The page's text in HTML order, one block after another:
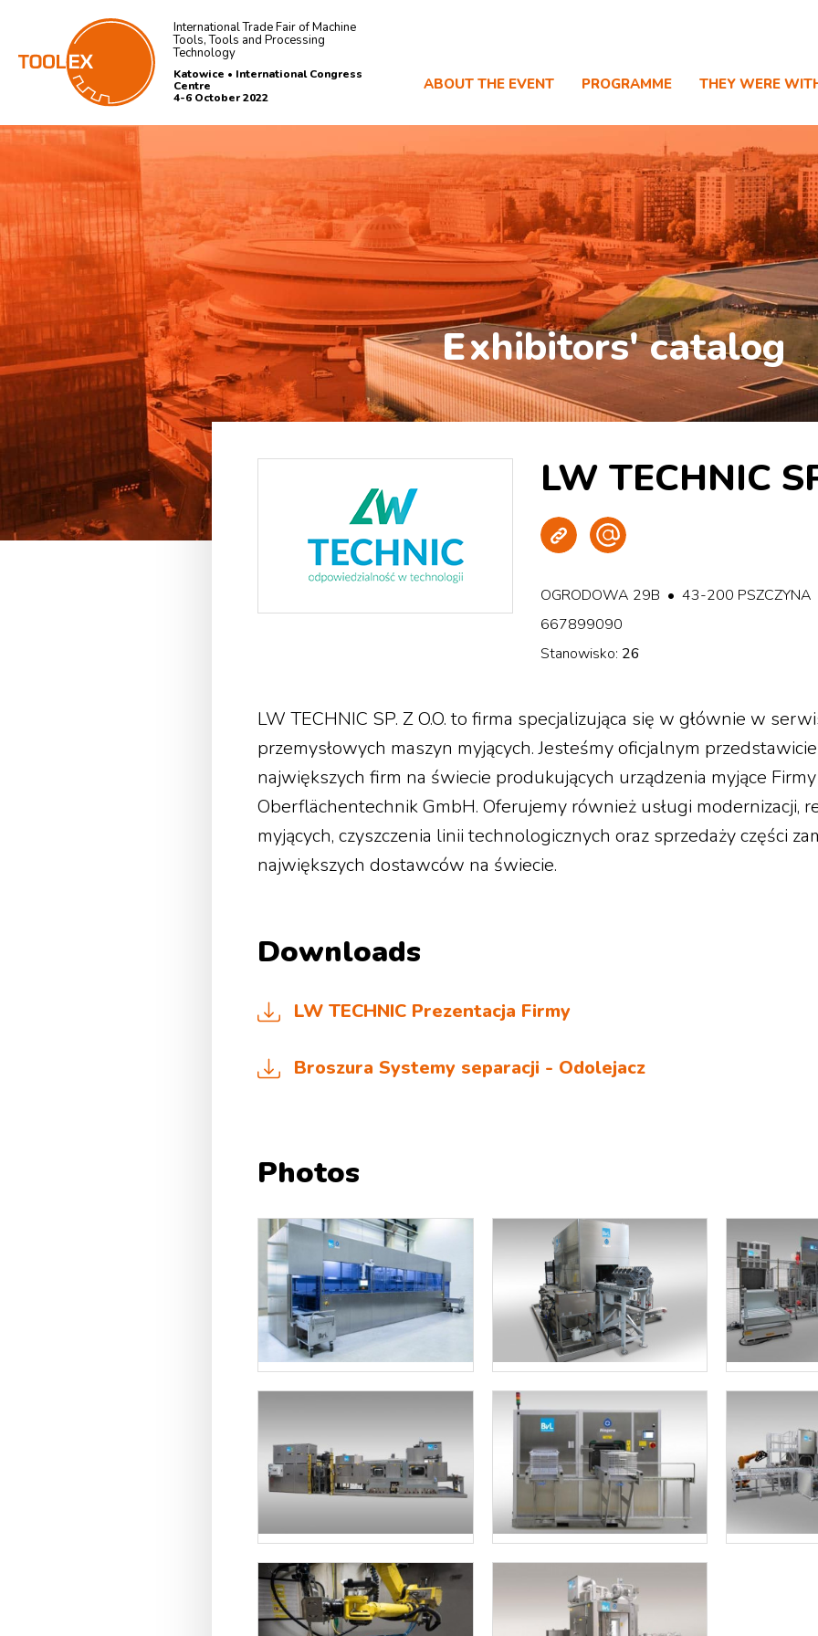
International Trade Fair of Machine
Tools, Tools and Processing
Technology
Katowice • International Congress
Centre
4-6 October 2022
ABOUT THE EVENT PROGRAMME THEY WERE
Exhibitors' catalog
LW TECHNIC
OGRODOWA 29B • 43-200 PSZCZYNA
667899090
Stanowisko: 26
LW TECHNIC SP. Z O.O. to firma specjalizująca się w głównie w
przemysłowych maszyn myjących. Jesteśmy oficjalnym
największych firm na świecie produkujących urządzenia myjące
Oberflächentechnik GmbH. Oferujemy również usługi modernizacji,
myjących, czyszczenia linii technologicznych oraz sprzedaży części
największych dostawców na świecie.
Downloads
LW TECHNIC Prezentacja Firmy
Broszura Systemy separacji - Odolejacz
Photos